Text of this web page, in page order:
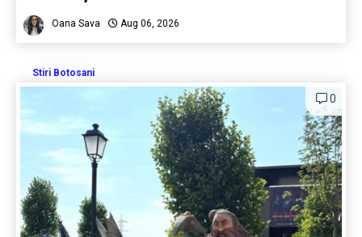
Oana Sava Aug 06, 2026
Stiri Botosani
0